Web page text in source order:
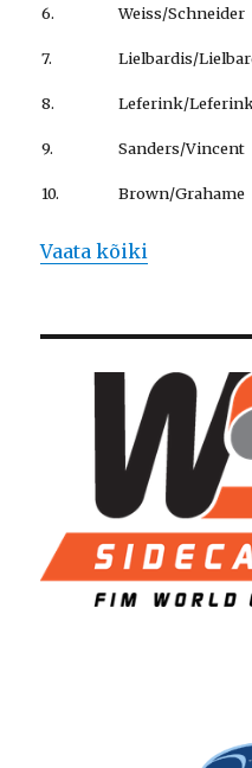
6. Weiss/Schneider
7. Lielbardis/
8. Leferink/
9. Sanders/Vincent
10. Brown/Grahame
Vaata kõiki